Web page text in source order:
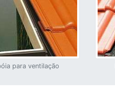
para ventilação